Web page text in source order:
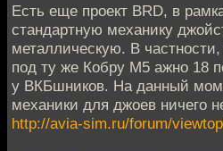
Есть еще проект BRD, в
стандартную механику
металлическую. В
под ту же Кобру М5 ажно 18
у ВКБшников. На данный
механики для джоев ничего
http://avia-sim.ru/forum/